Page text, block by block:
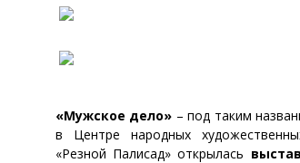
«Мужское дело» – под таким
в Центре народных
«Резной Палисад» открылась